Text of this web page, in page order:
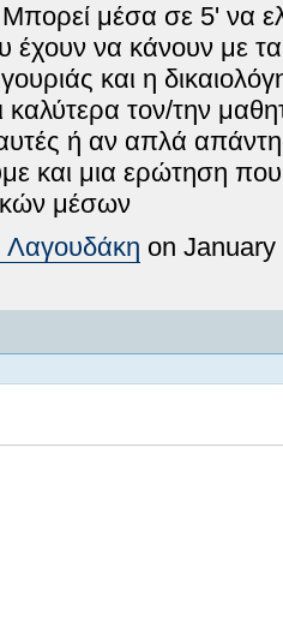
Μπορεί μέσα σε 5' να
έχουν να κάνουν με
και η
καλύτερα τον/την
αυτές ή αν απλά
και μια ερώτηση
μέσων
Λαγουδάκη on